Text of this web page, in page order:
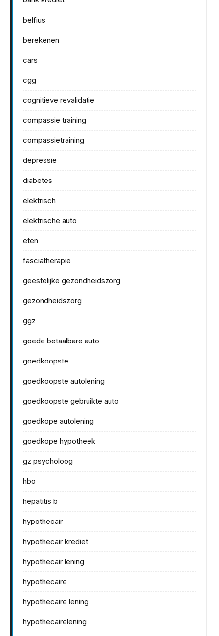
belfius
berekenen
cars
cgg
cognitieve revalidatie
compassie training
compassietraining
depressie
diabetes
elektrisch
elektrische auto
eten
fasciatherapie
geestelijke gezondheidszorg
gezondheidszorg
ggz
goede betaalbare auto
goedkoopste
goedkoopste autolening
goedkoopste gebruikte auto
goedkope autolening
goedkope hypotheek
gz psycholoog
hbo
hepatitis b
hypothecair
hypothecair krediet
hypothecair lening
hypothecaire
hypothecaire lening
hypothecairelening